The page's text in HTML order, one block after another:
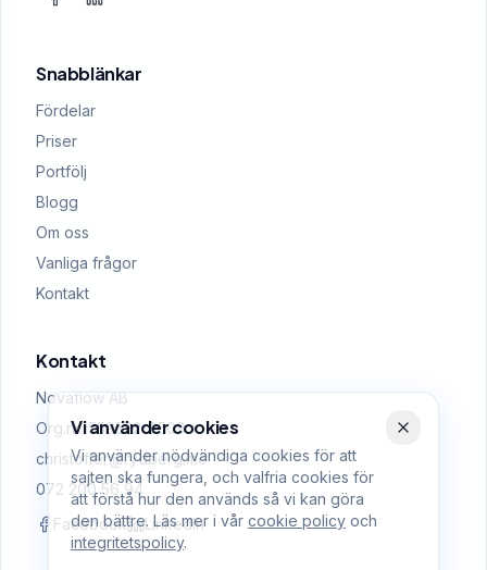
Snabblänkar
Fördelar
Priser
Portfölj
Blogg
Om oss
Vanliga frågor
Kontakt
Kontakt
Novaflow AB
Org.nr: 559522-0509
christoffer@rydberg.me
072 200 56 94
Facebook
LinkedIn
Vi använder cookies
Vi använder nödvändiga cookies för att
sajten ska fungera, och valfria cookies för
att förstå hur den används så vi kan göra
den bättre. Läs mer i vår cookie policy och
integritetspolicy.